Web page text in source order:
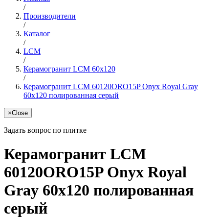
/
Производители
/
Каталог
/
LCM
/
Керамогранит LCM 60x120
/
Керамогранит LCM 60120ORO15P Onyx Royal Gray
60x120 полированная серый
×Close
Задать вопрос по плитке
Керамогранит LCM
60120ORO15P Onyx Royal
Gray 60x120 полированная
серый